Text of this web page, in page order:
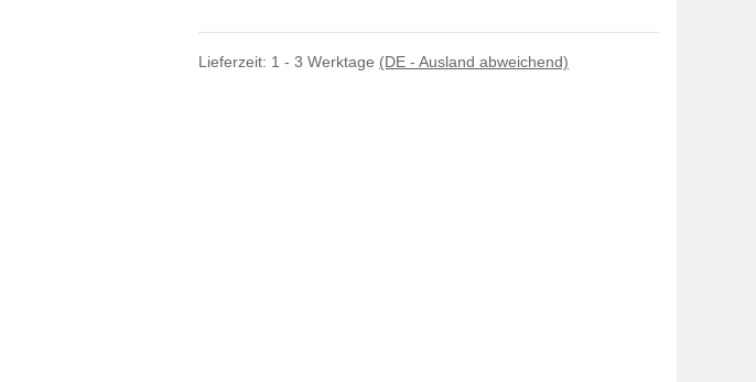
Lieferzeit: 1 - 3 Werktage (DE - Ausland abweichend)